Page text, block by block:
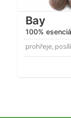
Bay
100%
prohřeje,